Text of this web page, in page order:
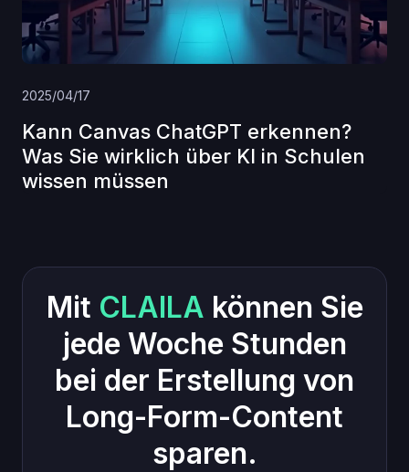
2025/04/17
Kann Canvas ChatGPT erkennen?
Was Sie wirklich über KI in Schulen
wissen müssen
Mit CLAILA können Sie
jede Woche Stunden
bei der Erstellung von
Long-Form-Content
sparen.